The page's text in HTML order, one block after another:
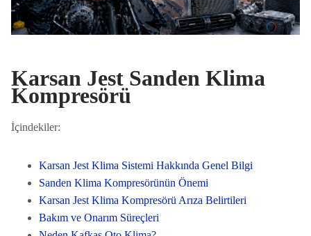
Karsan Jest Sanden Klima
Kompresörü
İçindekiler:
Karsan Jest Klima Sistemi Hakkında Genel Bilgi
Sanden Klima Kompresörünün Önemi
Karsan Jest Klima Kompresörü Arıza Belirtileri
Bakım ve Onarım Süreçleri